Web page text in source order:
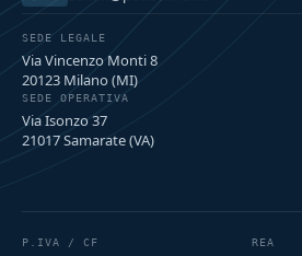
SEDE LEGALE
Via Vincenzo Monti 8
20123 Milano (MI)
SEDE OPERATIVA
Via Isonzo 37
21017 Samarate (VA)
P.IVA / CF REA